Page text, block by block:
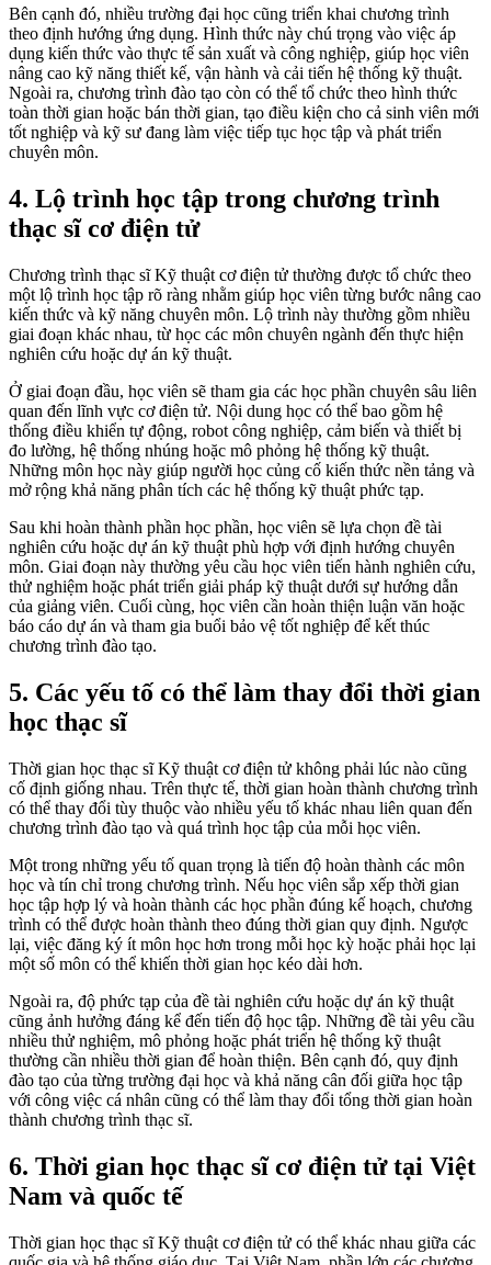
Bên cạnh đó, nhiều trường đại học cũng triển khai chương trình
theo định hướng ứng dụng. Hình thức này chú trọng vào việc áp
dụng kiến thức vào thực tế sản xuất và công nghiệp, giúp học viên
nâng cao kỹ năng thiết kế, vận hành và cải tiến hệ thống kỹ thuật.
Ngoài ra, chương trình đào tạo còn có thể tổ chức theo hình thức
toàn thời gian hoặc bán thời gian, tạo điều kiện cho cả sinh viên mới
tốt nghiệp và kỹ sư đang làm việc tiếp tục học tập và phát triển
chuyên môn.
4. Lộ trình học tập trong chương trình
thạc sĩ cơ điện tử
Chương trình thạc sĩ Kỹ thuật cơ điện tử thường được tổ chức theo
một lộ trình học tập rõ ràng nhằm giúp học viên từng bước nâng cao
kiến thức và kỹ năng chuyên môn. Lộ trình này thường gồm nhiều
giai đoạn khác nhau, từ học các môn chuyên ngành đến thực hiện
nghiên cứu hoặc dự án kỹ thuật.
Ở giai đoạn đầu, học viên sẽ tham gia các học phần chuyên sâu liên
quan đến lĩnh vực cơ điện tử. Nội dung học có thể bao gồm hệ
thống điều khiển tự động, robot công nghiệp, cảm biến và thiết bị
đo lường, hệ thống nhúng hoặc mô phỏng hệ thống kỹ thuật.
Những môn học này giúp người học củng cố kiến thức nền tảng và
mở rộng khả năng phân tích các hệ thống kỹ thuật phức tạp.
Sau khi hoàn thành phần học phần, học viên sẽ lựa chọn đề tài
nghiên cứu hoặc dự án kỹ thuật phù hợp với định hướng chuyên
môn. Giai đoạn này thường yêu cầu học viên tiến hành nghiên cứu,
thử nghiệm hoặc phát triển giải pháp kỹ thuật dưới sự hướng dẫn
của giảng viên. Cuối cùng, học viên cần hoàn thiện luận văn hoặc
báo cáo dự án và tham gia buổi bảo vệ tốt nghiệp để kết thúc
chương trình đào tạo.
5. Các yếu tố có thể làm thay đổi thời gian
học thạc sĩ
Thời gian học thạc sĩ Kỹ thuật cơ điện tử không phải lúc nào cũng
cố định giống nhau. Trên thực tế, thời gian hoàn thành chương trình
có thể thay đổi tùy thuộc vào nhiều yếu tố khác nhau liên quan đến
chương trình đào tạo và quá trình học tập của mỗi học viên.
Một trong những yếu tố quan trọng là tiến độ hoàn thành các môn
học và tín chỉ trong chương trình. Nếu học viên sắp xếp thời gian
học tập hợp lý và hoàn thành các học phần đúng kế hoạch, chương
trình có thể được hoàn thành theo đúng thời gian quy định. Ngược
lại, việc đăng ký ít môn học hơn trong mỗi học kỳ hoặc phải học lại
một số môn có thể khiến thời gian học kéo dài hơn.
Ngoài ra, độ phức tạp của đề tài nghiên cứu hoặc dự án kỹ thuật
cũng ảnh hưởng đáng kể đến tiến độ học tập. Những đề tài yêu cầu
nhiều thử nghiệm, mô phỏng hoặc phát triển hệ thống kỹ thuật
thường cần nhiều thời gian để hoàn thiện. Bên cạnh đó, quy định
đào tạo của từng trường đại học và khả năng cân đối giữa học tập
với công việc cá nhân cũng có thể làm thay đổi tổng thời gian hoàn
thành chương trình thạc sĩ.
6. Thời gian học thạc sĩ cơ điện tử tại Việt
Nam và quốc tế
Thời gian học thạc sĩ Kỹ thuật cơ điện tử có thể khác nhau giữa các